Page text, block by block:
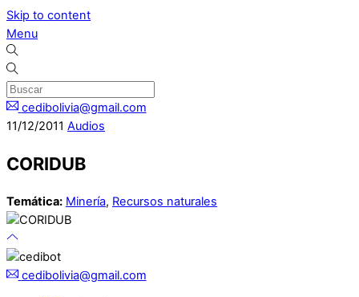
Skip to content
Menu
cedibolivia@gmail.com
11/12/2011 Audios
CORIDUB
Temática: Minería, Recursos naturales
cedibolivia@gmail.com